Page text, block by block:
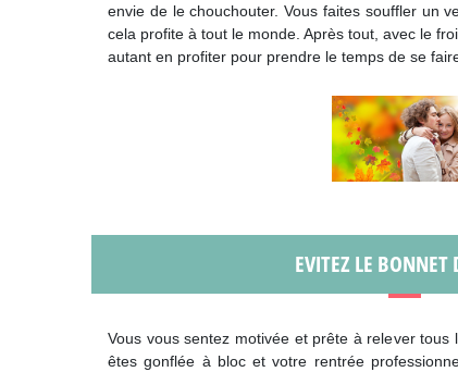
envie de le chouchouter. Vous faites souffler un
cela profite à tout le monde. Après tout, avec le
autant en profiter pour prendre le temps de se
EVITEZ LE BONNET
Vous vous sentez motivée et prête à relever tous
êtes gonflée à bloc et votre rentrée